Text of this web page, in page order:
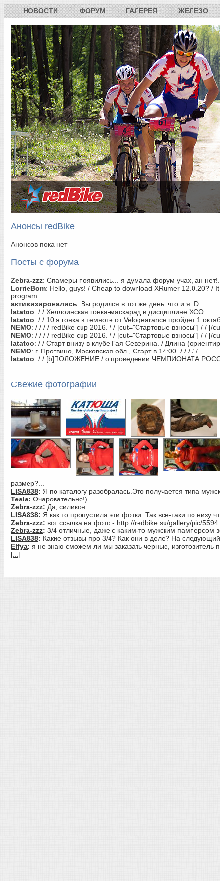
НОВОСТИ ФОРУМ ГАЛЕРЕЯ ЖЕЛЕЗО
Анонсы redBike
Анонсов пока нет
Посты с форума
Zebra-zzz: Спамеры появились... я думала форум учах, ан
LorrieBom: Hello, guys! / Cheap to download XRumer 12.0.20? /
program...
активизировались: Вы родился в тот же день, что и я: D...
latatoo: / / Хеллоинская гонка-маскарад в дисциплине ХСО...
latatoo: / / 10 я гонка в темноте от Velogearance пройдет 1
NEMO: / / / / redBike cup 2016. / / [cut="Стартовые взносы"] / / [/
NEMO: / / / / redBike cup 2016. / / [cut="Стартовые взносы"] / / [/
latatoo: / / Старт внизу в клубе Гая Северина. / Длина
NEMO: г. Протвино, Московская обл., Старт в 14:00. / / / / / ...
latatoo: / / [b]ПОЛОЖЕНИЕ / о проведении ЧЕМПИОНАТА
Свежие фотографии
размер?...
LISA838: Я по каталогу разобралась.Это получается типа
Tesla: Очаровательно!)...
Zebra-zzz: Да, силикон....
LISA838: Я как то пропустила эти фотки. Так все-таки по низу
Zebra-zzz: вот ссылка на фото - http://redbike.su/gallery/pic/
Zebra-zzz: 3/4 отличные, даже с каким-то мужским памперсом
LISA838: Какие отзывы про 3/4? Как они в деле? На
Elfya: я не знаю сможем ли мы заказать черные, изготовитель
[...]